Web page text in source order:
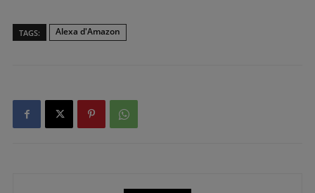
TAGS: Alexa d'Amazon